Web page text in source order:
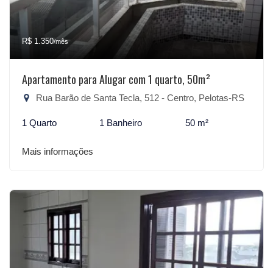
R$ 1.350/mês
Apartamento para Alugar com 1 quarto, 50m²
Rua Barão de Santa Tecla, 512 - Centro, Pelotas-RS
1 Quarto 1 Banheiro 50 m²
Mais informações